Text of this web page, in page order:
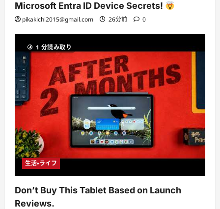
Microsoft Entra ID Device Secrets!
pikakichi2015@gmail.com 26分前 0
1 分読み取り
生活・ライフ
Don’t Buy This Tablet Based on Launch
Reviews.